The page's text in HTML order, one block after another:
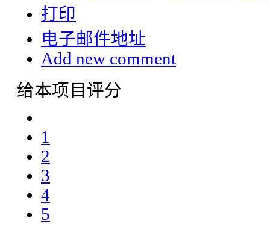
打印
电子邮件地址
Add new comment
给本项目评分
1
2
3
4
5